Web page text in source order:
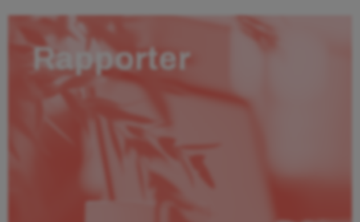
Rapporter